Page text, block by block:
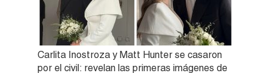
Carlita Inostroza y Matt Hunter se casaron
por el civil: revelan las primeras imágenes de